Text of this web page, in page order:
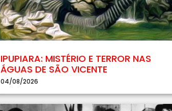
IPUPIARA: MISTÉRIO E TERROR NAS
ÁGUAS DE SÃO VICENTE
04/08/2026